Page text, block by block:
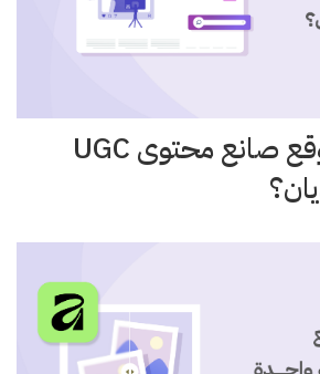
كيف أنشأت موقع صانع محتوى UGC